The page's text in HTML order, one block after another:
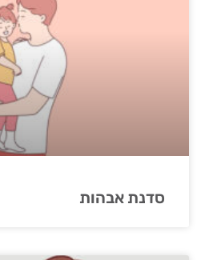
סדנת אבהות